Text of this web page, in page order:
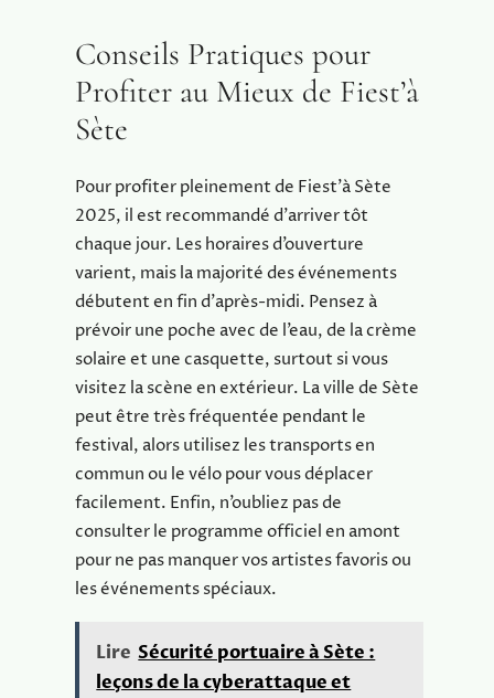
Conseils Pratiques pour
Profiter au Mieux de Fiest’à
Sète
Pour profiter pleinement de Fiest’à Sète
2025, il est recommandé d’arriver tôt
chaque jour. Les horaires d’ouverture
varient, mais la majorité des événements
débutent en fin d’après-midi. Pensez à
prévoir une poche avec de l’eau, de la crème
solaire et une casquette, surtout si vous
visitez la scène en extérieur. La ville de Sète
peut être très fréquentée pendant le
festival, alors utilisez les transports en
commun ou le vélo pour vous déplacer
facilement. Enfin, n’oubliez pas de
consulter le programme officiel en amont
pour ne pas manquer vos artistes favoris ou
les événements spéciaux.
Lire Sécurité portuaire à Sète :
leçons de la cyberattaque et